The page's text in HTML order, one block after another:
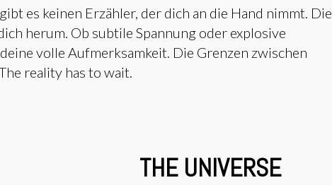
es keinen Erzähler, der dich an die Hand nimmt. Die
herum. Ob subtile Spannung oder explosive
volle Aufmerksamkeit. Die Grenzen zwischen
reality has to wait.
THE UNIVERSE